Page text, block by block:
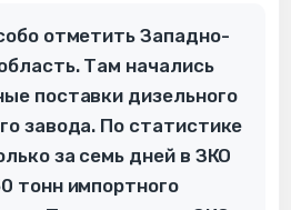
отметить Западно-
Там начались
поставки дизельного
завода. По статистике
за семь дней в ЗКО
тонн импортного